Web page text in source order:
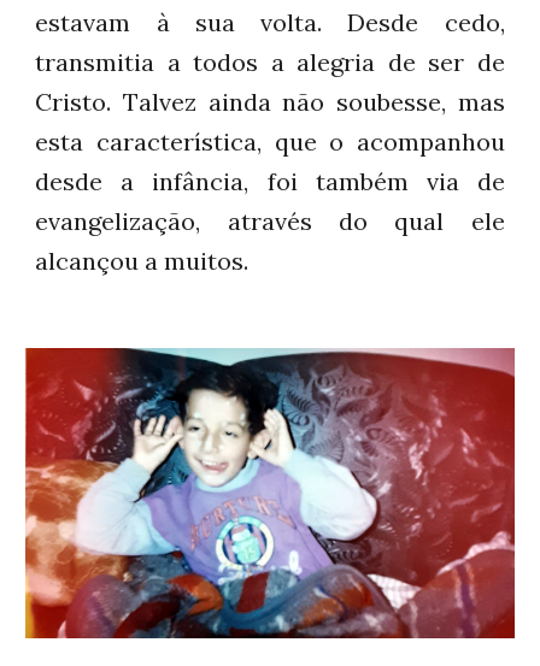
estavam à sua volta. Desde cedo,
transmitia a todos a alegria de ser de
Cristo. Talvez ainda não soubesse, mas
esta característica, que o acompanhou
desde a infância, foi também via de
evangelização, através do qual ele
alcançou a muitos.